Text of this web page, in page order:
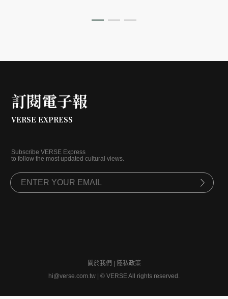
訂閱電子報
VERSE EXPRESS
Subscribe VERSE Express
to follow the most updated cultural views.
關於我們 | 隱私政策
hi@verse.com.tw | © VERSE All rights reserved.